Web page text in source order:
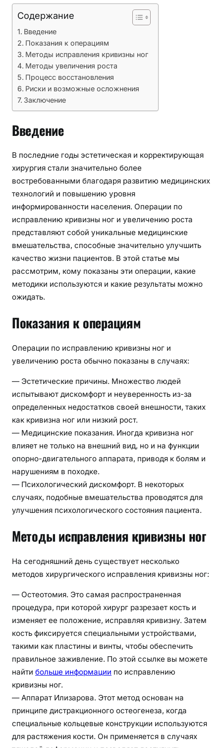
Содержание
Введение
Показания к операциям
Методы исправления кривизны ног
Методы увеличения роста
Процесс восстановления
Риски и возможные осложнения
Заключение
Введение
В последние годы эстетическая и корректирующая
хирургия стали значительно более
востребованными благодаря развитию медицинских
технологий и повышению уровня
информированности населения. Операции по
исправлению кривизны ног и увеличению роста
представляют собой уникальные медицинские
вмешательства, способные значительно улучшить
качество жизни пациентов. В этой статье мы
рассмотрим, кому показаны эти операции, какие
методики используются и какие результаты можно
ожидать.
Показания к операциям
Операции по исправлению кривизны ног и
увеличению роста обычно показаны в случаях:
— Эстетические причины. Множество людей
испытывают дискомфорт и неуверенность из-за
определенных недостатков своей внешности, таких
как кривизна ног или низкий рост.
— Медицинские показания. Иногда кривизна ног
влияет не только на внешний вид, но и на функции
опорно-двигательного аппарата, приводя к болям и
нарушениям в походке.
— Психологический дискомфорт. В некоторых
случаях, подобные вмешательства проводятся для
улучшения психологического состояния пациента.
Методы исправления кривизны ног
На сегодняшний день существует несколько
методов хирургического исправления кривизны ног:
— Остеотомия. Это самая распространенная
процедура, при которой хирург разрезает кость и
изменяет ее положение, исправляя кривизну. Затем
кость фиксируется специальными устройствами,
такими как пластины и винты, чтобы обеспечить
правильное заживление. По этой ссылке вы можете
найти больше информации по исправлению
кривизны ног.
— Аппарат Илизарова. Этот метод основан на
принципе дистракционного остеогенеза, когда
специальные кольцевые конструкции используются
для растяжения кости. Он применяется в случаях